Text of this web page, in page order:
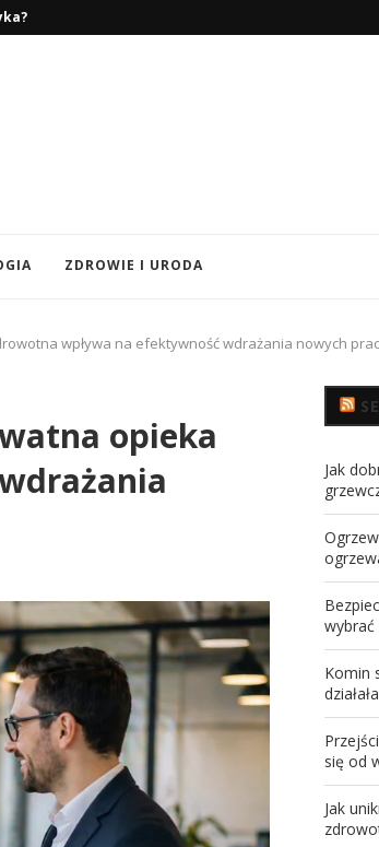
ZDROWIE I URODA
wpływa na efektywność wdrażania nowych
opieka
Jak
Komin
się od
Jak